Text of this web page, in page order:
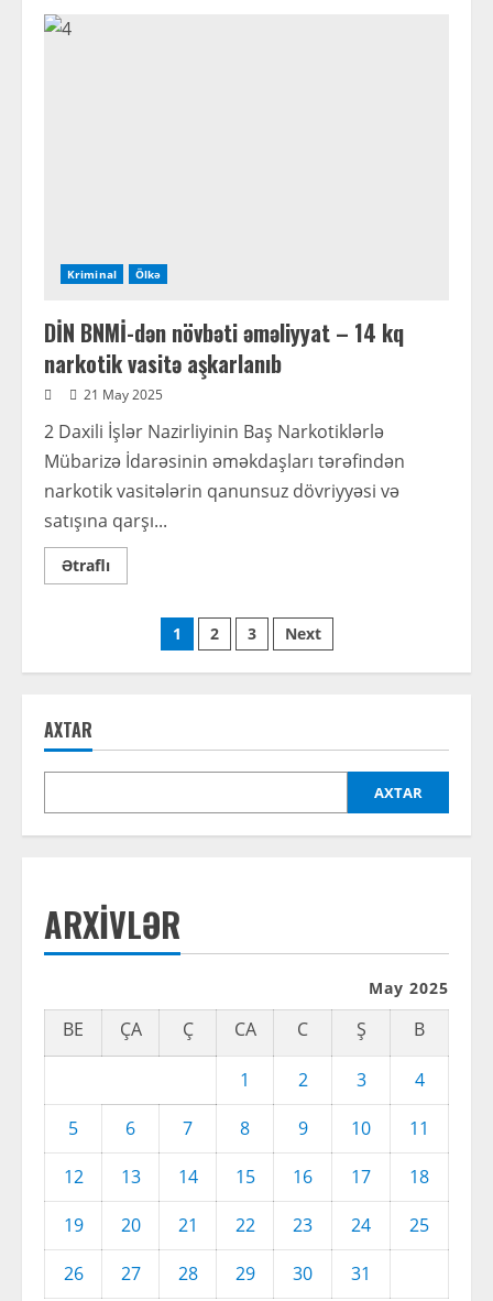
Kriminal Ölkə
DİN BNMİ-dən növbəti əməliyyat – 14 kq
narkotik vasitə aşkarlanıb
21 May 2025
2 Daxili İşlər Nazirliyinin Baş Narkotiklərlə
Mübarizə İdarəsinin əməkdaşları tərəfindən
narkotik vasitələrin qanunsuz dövriyyəsi və
satışına qarşı...
ƏtraflıRead
more
növbəti
əməliyyat
vasitə
Posts
pagination
1 2 3 Next
AXTAR
AXTAR
ARXIVLƏR
May 2025
BE ÇA Ç CA C Ş B
1 2 3
4
5
6 7 8 9 10
11
12
13 14 15 16 17
18
19
20 21 22 23 24
25
26
27 28 29 30 31